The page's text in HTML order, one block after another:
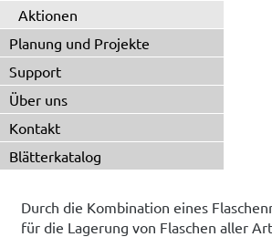
Aktionen
Planung und Projekte
Support
Über uns
Kontakt
Blätterkatalog
Durch die Kombination eines
für die Lagerung von Flaschen aller